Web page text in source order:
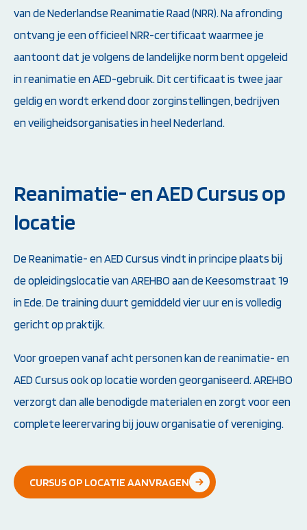
van de Nederlandse Reanimatie Raad (NRR). Na afronding
ontvang je een officieel NRR-certificaat waarmee je
aantoont dat je volgens de landelijke norm bent opgeleid
in reanimatie en AED-gebruik. Dit certificaat is twee jaar
geldig en wordt erkend door zorginstellingen, bedrijven
en veiligheidsorganisaties in heel Nederland.
Reanimatie- en AED Cursus op
locatie
De Reanimatie- en AED Cursus vindt in principe plaats bij
de opleidingslocatie van AREHBO aan de Keesomstraat 19
in Ede. De training duurt gemiddeld vier uur en is volledig
gericht op praktijk.
Voor groepen vanaf acht personen kan de reanimatie- en
AED Cursus ook op locatie worden georganiseerd. AREHBO
verzorgt dan alle benodigde materialen en zorgt voor een
complete leerervaring bij jouw organisatie of vereniging.
CURSUS OP LOCATIE AANVRAGEN